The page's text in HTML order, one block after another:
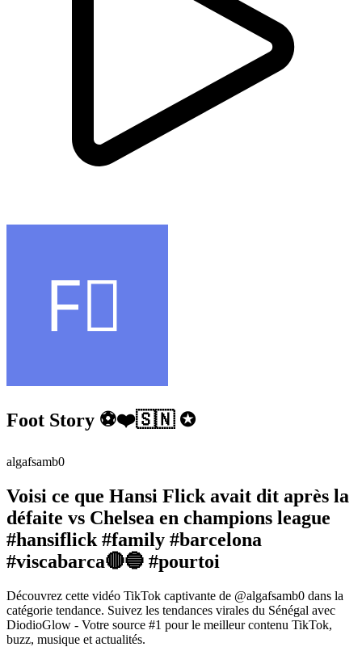
Foot Story ⚽️❤️🇸🇳 ✪
algafsamb0
Voisi ce que Hansi Flick avait dit après la
défaite vs Chelsea en champions league
#hansiflick #family #barcelona
#viscabarca🔴🔵 #pourtoi
Découvrez cette vidéo TikTok captivante de @algafsamb0 dans la
catégorie tendance. Suivez les tendances virales du Sénégal avec
DiodioGlow - Votre source #1 pour le meilleur contenu TikTok,
buzz, musique et actualités.